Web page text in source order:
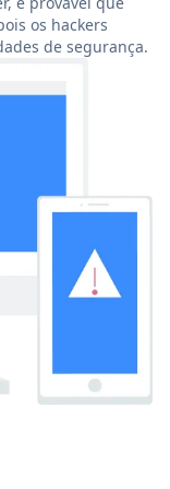
os hackers
de segurança.